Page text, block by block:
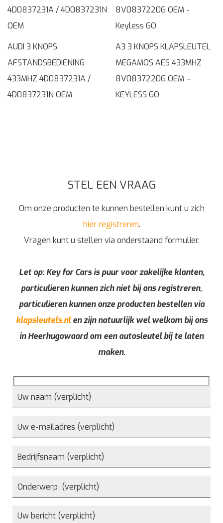
AUDI 3 KNOPS
AFSTANDSBEDIENING
433MHZ 4D0837231A /
4D0837231N OEM
A3 3 KNOPS KLAPSLEUTEL
MEGAMOS AES 433MHZ
8V0837220G OEM –
KEYLESS GO
STEL EEN VRAAG
Om onze producten te kunnen bestellen kunt u zich
hier registreren.
Vragen kunt u stellen via onderstaand formulier.
Let op: Key for Cars is puur voor zakelijke klanten,
particulieren kunnen zich niet bij ons registreren,
particulieren kunnen onze producten bestellen via
klapsleutels.nlen zijn natuurlijk wel welkom bij ons
in Heerhugowaard om een autosleutel bij te laten
maken.